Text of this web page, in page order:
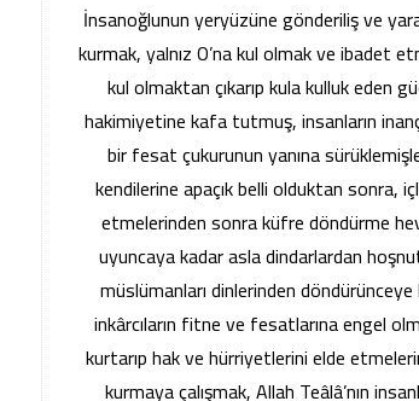
İnsanoğlunun yeryüzüne gönderiliş ve
kurmak, yalnız O’na kul olmak ve ibadet
kul olmaktan çıkarıp kula kulluk eden
hakimiyetine kafa tutmuş, insanların
bir fesat çukurunun yanına
kendilerine apaçık belli olduktan sonra,
etmelerinden sonra küfre döndürme
uyuncaya kadar asla dindarlardan
müslümanları dinlerinden
inkârcıların fitne ve fesatlarına engel
kurtarıp hak ve hürriyetlerini elde
kurmaya çalışmak, Allah Teâlâ’nın